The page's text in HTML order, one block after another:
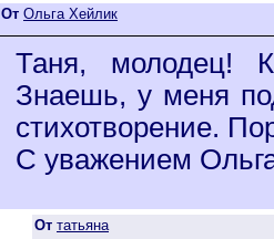
От Ольга Хейлик
Таня, молодец!
Знаешь, у меня
стихотворение.
С уважением
От татьяна